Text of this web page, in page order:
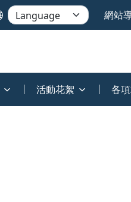
網站
活動花絮 各